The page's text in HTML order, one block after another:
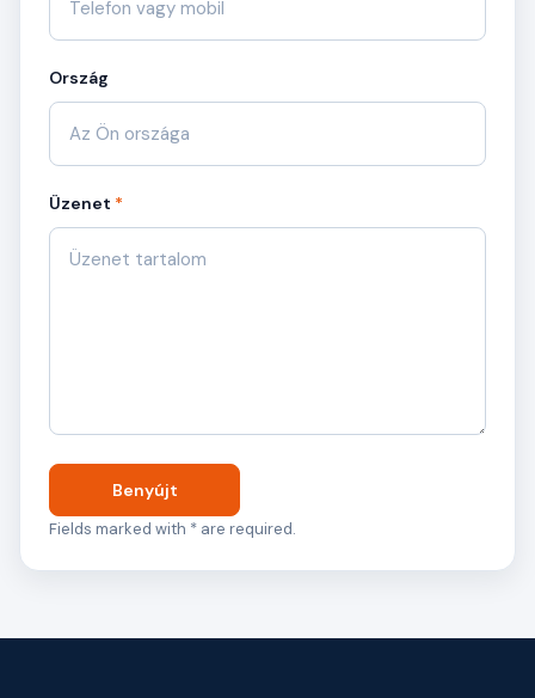
Ország
Üzenet *
Benyújt
Fields marked with * are required.